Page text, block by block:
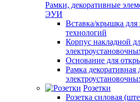
Рамки, декоративные
ЭУИ
Вставка/крышка
технологий
Корпус накладной
Основание для
Рамка декоративная
Розетки
Розетка силовая